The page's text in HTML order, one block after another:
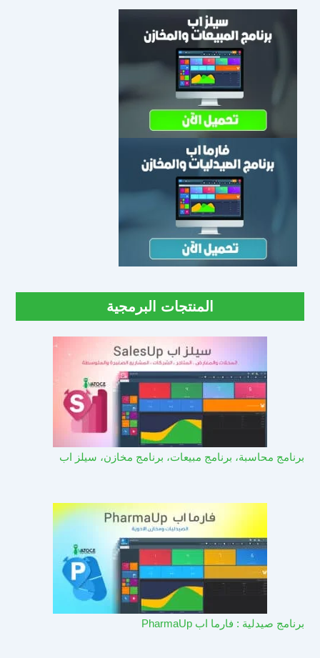
المنتجات البرمجية
برنامج محاسبة، برنامج مبيعات، برنامج مخازن، سيلز اب
برنامج صيدلية : فارما اب PharmaUp​